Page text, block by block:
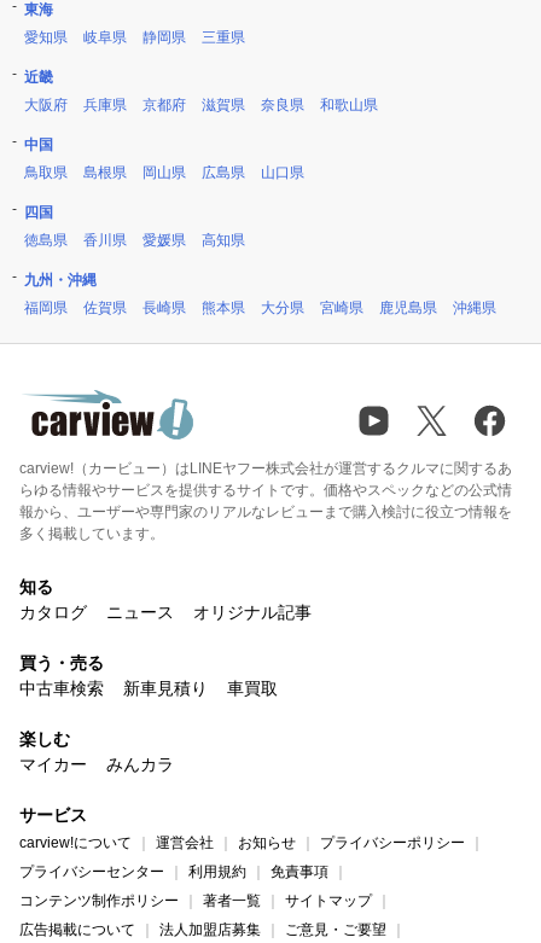
東海
愛知県
岐阜県 静岡県 三重県
近畿
大阪府
兵庫県 京都府 滋賀県 奈良県 和歌山県
中国
鳥取県
島根県 岡山県 広島県 山口県
四国
徳島県
香川県 愛媛県 高知県
九州・沖縄
福岡県
佐賀県 長崎県 熊本県 大分県 宮崎県 鹿児島県 沖縄県
carview!（カービュー）はLINEヤフー株式会社が運営するクルマに関するあ
らゆる情報やサービスを提供するサイトです。価格やスペックなどの公式情
報から、ユーザーや専門家のリアルなレビューまで購入検討に役立つ情報を
多く掲載しています。
知る
カタログ
ニュース オリジナル記事
買う・売る
中古車検索
新車見積り 車買取
楽しむ
マイカー
みんカラ
サービス
carview!について 運営会社 お知らせ
プライバシーポリシー
プライバシーセンター
利用規約
免責事項
コンテンツ制作ポリシー
著者一覧
サイトマップ
広告掲載について
法人加盟店募集 ご意見・ご要望